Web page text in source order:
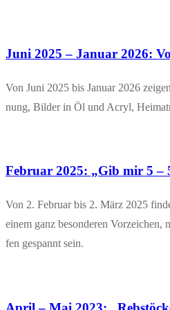
Juni 2025 – Janu­ar 2026:
Von Juni 2025 bis Janu­ar 2026
nung, Bil­der in Öl und Acryl,
Febru­ar 2025: „Gib mir 5 –
Von 2. Febru­ar bis 2. März 2025
einem ganz beson­de­ren
fen gespannt sein.